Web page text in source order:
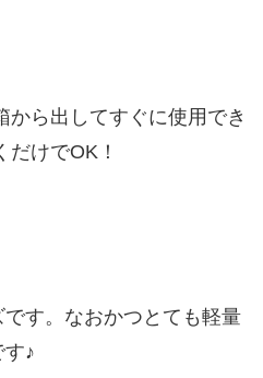
ら出してすぐに使用でき
だけでOK！
す。なおかつとても軽量
♪